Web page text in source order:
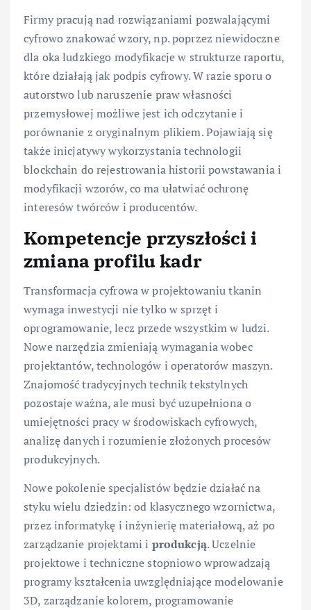
Firmy pracują nad rozwiązaniami pozwalającymi
cyfrowo znakować wzory, np. poprzez niewidoczne
dla oka ludzkiego modyfikacje w strukturze raportu,
które działają jak podpis cyfrowy. W razie sporu o
autorstwo lub naruszenie praw własności
przemysłowej możliwe jest ich odczytanie i
porównanie z oryginalnym plikiem. Pojawiają się
także inicjatywy wykorzystania technologii
blockchain do rejestrowania historii powstawania i
modyfikacji wzorów, co ma ułatwiać ochronę
interesów twórców i producentów.
Kompetencje przyszłości i
zmiana profilu kadr
Transformacja cyfrowa w projektowaniu tkanin
wymaga inwestycji nie tylko w sprzęt i
oprogramowanie, lecz przede wszystkim w ludzi.
Nowe narzędzia zmieniają wymagania wobec
projektantów, technologów i operatorów maszyn.
Znajomość tradycyjnych technik tekstylnych
pozostaje ważna, ale musi być uzupełniona o
umiejętności pracy w środowiskach cyfrowych,
analizę danych i rozumienie złożonych procesów
produkcyjnych.
Nowe pokolenie specjalistów będzie działać na
styku wielu dziedzin: od klasycznego wzornictwa,
przez informatykę i inżynierię materiałową, aż po
zarządzanie projektami i produkcją. Uczelnie
projektowe i techniczne stopniowo wprowadzają
programy kształcenia uwzględniające modelowanie
3D, zarządzanie kolorem, programowanie